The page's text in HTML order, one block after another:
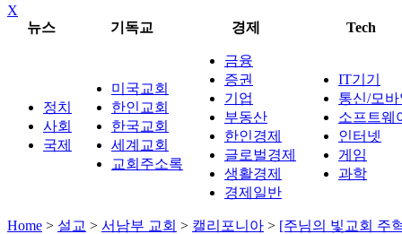
X
뉴스
기독교 경제 Tech
정치
사회
국제
미국교회
한인교회
한국교회
세계교회
교회주소록
금융
증권
기업
부동산
한인경제
글로벌경제
생활경제
경제일반
IT기기
통신/모
소프트웨
인터넷
게임
과학
Home > 설교 > 서남부 교회 > 캘리포니아 > [주님의 빛교회 주